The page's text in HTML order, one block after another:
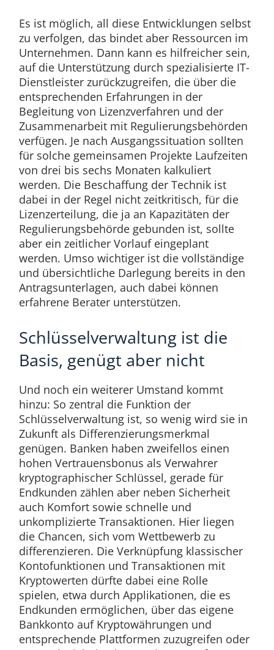
Es ist möglich, all diese Entwicklungen selbst
zu verfolgen, das bindet aber Ressourcen im
Unternehmen. Dann kann es hilfreicher sein,
auf die Unterstützung durch spezialisierte IT-
Dienstleister zurückzugreifen, die über die
entsprechenden Erfahrungen in der
Begleitung von Lizenzverfahren und der
Zusammenarbeit mit Regulierungsbehörden
verfügen. Je nach Ausgangssituation sollten
für solche gemeinsamen Projekte Laufzeiten
von drei bis sechs Monaten kalkuliert
werden. Die Beschaffung der Technik ist
dabei in der Regel nicht zeitkritisch, für die
Lizenzerteilung, die ja an Kapazitäten der
Regulierungsbehörde gebunden ist, sollte
aber ein zeitlicher Vorlauf eingeplant
werden. Umso wichtiger ist die vollständige
und übersichtliche Darlegung bereits in den
Antragsunterlagen, auch dabei können
erfahrene Berater unterstützen.
Schlüsselverwaltung ist die
Basis, genügt aber nicht
Und noch ein weiterer Umstand kommt
hinzu: So zentral die Funktion der
Schlüsselverwaltung ist, so wenig wird sie in
Zukunft als Differenzierungsmerkmal
genügen. Banken haben zweifellos einen
hohen Vertrauensbonus als Verwahrer
kryptographischer Schlüssel, gerade für
Endkunden zählen aber neben Sicherheit
auch Komfort sowie schnelle und
unkomplizierte Transaktionen. Hier liegen
die Chancen, sich vom Wettbewerb zu
differenzieren. Die Verknüpfung klassischer
Kontofunktionen und Transaktionen mit
Kryptowerten dürfte dabei eine Rolle
spielen, etwa durch Applikationen, die es
Endkunden ermöglichen, über das eigene
Bankkonto auf Kryptowährungen und
entsprechende Plattformen zuzugreifen oder